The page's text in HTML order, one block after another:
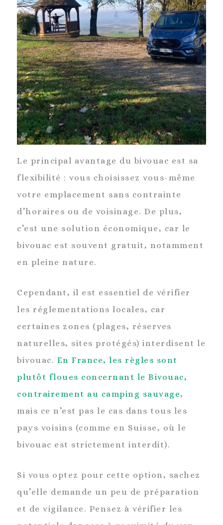
Le principal avantage du bivouac est sa
flexibilité : vous choisissez vous-même
votre emplacement sans contrainte
d’horaires ou de voisinage. De plus,
c’est une solution économique, car le
bivouac est souvent gratuit, notamment
en pleine nature.
Cependant, il est essentiel de vérifier
les réglementations locales, car
certaines zones (plages, réserves
naturelles, sites protégés) interdisent le
bivouac. En France, les règles sont
plutôt floues concernant le Bivouac,
contrairement au camping sauvage,
mais ce n’est pas le cas dans tous les
pays voisins (comme en Suisse, où le
bivouac est strictement interdit).
Si vous optez pour cette option, sachez
qu’elle demande un peu de préparation
et de vigilance. Pensez à vérifier les